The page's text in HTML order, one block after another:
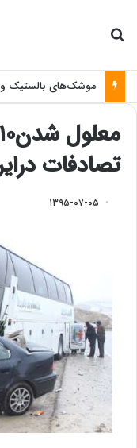
تصادفات
۱۳۹۵-۰۷-۰۵